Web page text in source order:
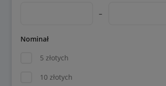
–
Nominał
5 złotych
10 złotych